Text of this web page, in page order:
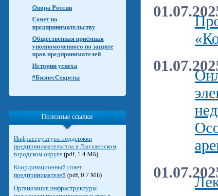
Опора России
Совет по
предпринимательству
Общественная приёмная
уполномоченного по защите
прав предпринимателей
Истории успеха
#БизнесСекреты
Полезные ссылки
Инфраструктура поддержки
предпринимательства в Лысьвенском
городском округе (pdf, 1.4 МБ)
Координационный совет
предпринимателей (pdf, 0.7 МБ)
Организация инфраструктуры